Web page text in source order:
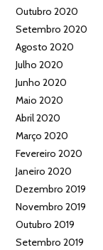
Outubro 2020
Setembro 2020
Agosto 2020
Julho 2020
Junho 2020
Maio 2020
Abril 2020
Março 2020
Fevereiro 2020
Janeiro 2020
Dezembro 2019
Novembro 2019
Outubro 2019
Setembro 2019